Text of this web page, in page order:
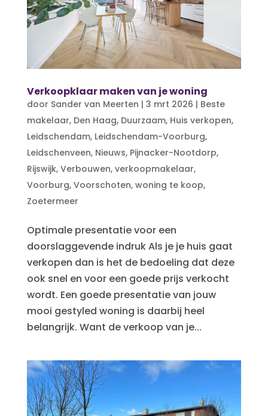
Verkoopklaar maken van je woning
door Sander van Meerten | 3 mrt 2026 | Beste
makelaar, Den Haag, Duurzaam, Huis verkopen,
Leidschendam, Leidschendam-Voorburg,
Leidschenveen, Nieuws, Pijnacker-Nootdorp,
Rijswijk, Verbouwen, verkoopmakelaar,
Voorburg, Voorschoten, woning te koop,
Zoetermeer
Optimale presentatie voor een
doorslaggevende indruk Als je je huis gaat
verkopen dan is het de bedoeling dat deze
ook snel en voor een goede prijs verkocht
wordt. Een goede presentatie van jouw
mooi gestyled woning is daarbij heel
belangrijk. Want de verkoop van je...